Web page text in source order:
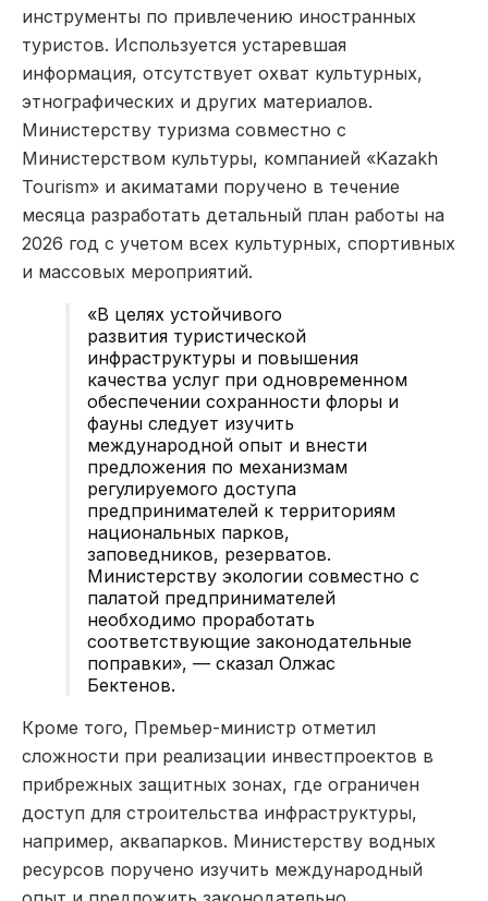
инструменты по привлечению иностранных
туристов. Используется устаревшая
информация, отсутствует охват культурных,
этнографических и других материалов.
Министерству туризма совместно с
Министерством культуры, компанией «Kazakh
Tourism» и акиматами поручено в течение
месяца разработать детальный план работы на
2026 год с учетом всех культурных, спортивных
и массовых мероприятий.
«В целях устойчивого
развития туристической
инфраструктуры и повышения
качества услуг при одновременном
обеспечении сохранности флоры и
фауны следует изучить
международной опыт и внести
предложения по механизмам
регулируемого доступа
предпринимателей к территориям
национальных парков,
заповедников, резерватов.
Министерству экологии совместно с
палатой предпринимателей
необходимо проработать
соответствующие законодательные
поправки», — сказал Олжас
Бектенов.
Кроме того, Премьер-министр отметил
сложности при реализации инвестпроектов в
прибрежных защитных зонах, где ограничен
доступ для строительства инфраструктуры,
например, аквапарков. Министерству водных
ресурсов поручено изучить международный